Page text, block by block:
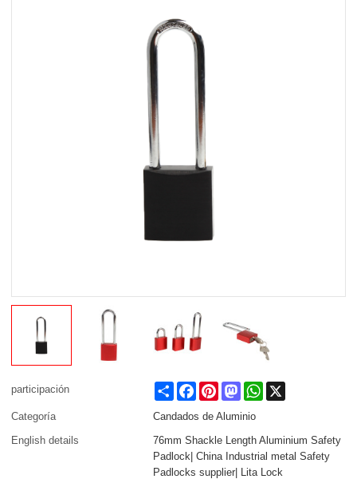
participación Share FacebookPinterestMastodonWhatsApp
Categoría
Candados de Aluminio
English details
76mm Shackle Length Aluminium Safety
Padlock| China Industrial metal Safety
Padlocks supplier| Lita Lock